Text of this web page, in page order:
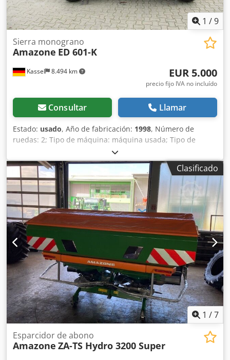
1 /9
Kassel 8.494 km
Sierra monograno
Amazone ED 601-K
EUR 5.000
precio fijo IVA no incluído
Consultar Llamar
Estado: usado, Año de fabricación: 1998, Número de
ruedas: 2; Tipo de máquina: máquina usada; Tipo de
bastidor: montaje; Sistema de fertilización / sinfín de
fertilizante / Djdpsr Ncfqjfx Achekr
Clasificado
1 /7
Esparcidor de abono
Amazone ZA-TS Hydro 3200 Super